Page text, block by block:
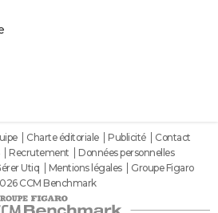
: le crossover de super-héros a-
Home : où voir le film en VOD
prix ?
les scènes post-
Charte éditoriale Publicité
Contact
Recrutement
Données personnelles
Utiq Mentions légales
Groupe Figaro
CCM Benchmark